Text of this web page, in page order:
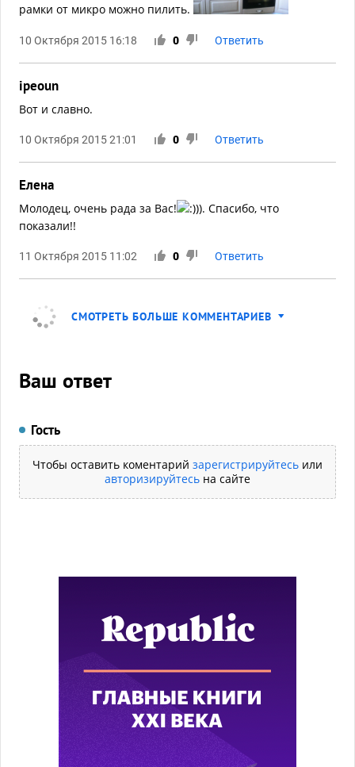
рамки от микро можно пилить.
10 Октября 2015 16:18 0 Ответить
ipeoun
Вот и славно.
10 Октября 2015 21:01 0 Ответить
Елена
Молодец, очень рада за Вас!
)). Спасибо, что
показали!!
11 Октября 2015 11:02 0 Ответить
СМОТРЕТЬ БОЛЬШЕ КОММЕНТАРИЕВ
Ваш ответ
Гость
Чтобы оставить коментарий зарегистрируйтесь или
авторизируйтесь на сайте